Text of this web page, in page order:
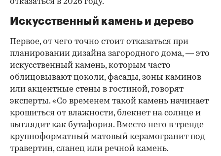
отказаться в 2026 году.
Искусственный камень и дерево
00:00 / 00:00
Первое, от чего точно стоит отказаться при
планировании дизайна загородного дома, — это
искусственный камень, которым часто
облицовывают цоколи, фасады, зоны каминов
или акцентные стены в гостиной, говорят
эксперты. «Со временем такой камень начинает
крошиться от влажности, блекнет на солнце и
выглядит как бутафория. Вместо него в тренде
крупноформатный матовый керамогранит под
травертин, сланец или речной камень.